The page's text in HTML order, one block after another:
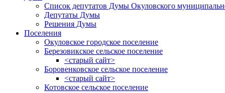
Список депутатов Думы Окуловского
Депутаты Думы
Решения Думы
Поселения
Окуловское городское поселение
Березовикское сельское поселение
<старый сайт>
Боровенковское сельское поселение
<старый сайт>
Котовское сельское поселение